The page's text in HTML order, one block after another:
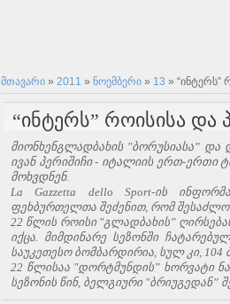
მთავარი » 2011 » ნოემბერი » 13 » “ინტერს”
“ინტერს” როისისა და
მიონხენგლადბახის "ბორუსიასა”
ივან პერიშიჩი - იტალიის ერთ-ერთი
მოხვდნენ.
La Gazzetta dello Sport-ის
ფეხბურთელთა შეძენით, რომ
22 წლის როისი "გლადბახის”
იქცა. მიმდინარე სეზონში
საუკეთესო ბომბარდირია, სულ კი,
22 წლისაა "დორტმუნდის” ხორვატი
სეზონის წინ, ბელგიური "ბრიუგედან”